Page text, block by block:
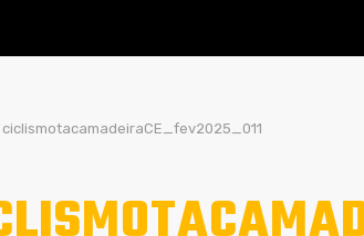
ciclismotacamadeiraCE_fev2025_011